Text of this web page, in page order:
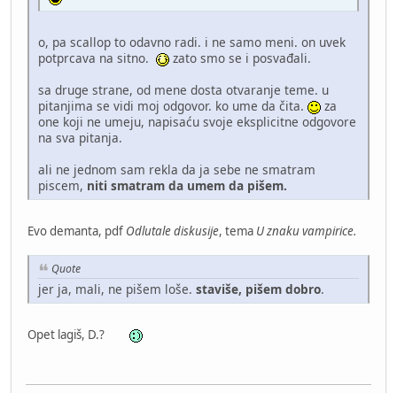
o, pa scallop to odavno radi. i ne samo meni. on uvek
potprcava na sitno.
zato smo se i posvađali.
sa druge strane, od mene dosta otvaranje teme. u
pitanjima se vidi moj odgovor. ko ume da čita.
za
one koji ne umeju, napisaću svoje eksplicitne odgovore
na sva pitanja.
ali ne jednom sam rekla da ja sebe ne smatram
piscem, niti smatram da umem da pišem.
Evo demanta, pdf Odlutale diskusije, tema U znaku vampirice.
Quote
jer ja, mali, ne pišem loše. staviše, pišem dobro.
Opet lagiš, D.?